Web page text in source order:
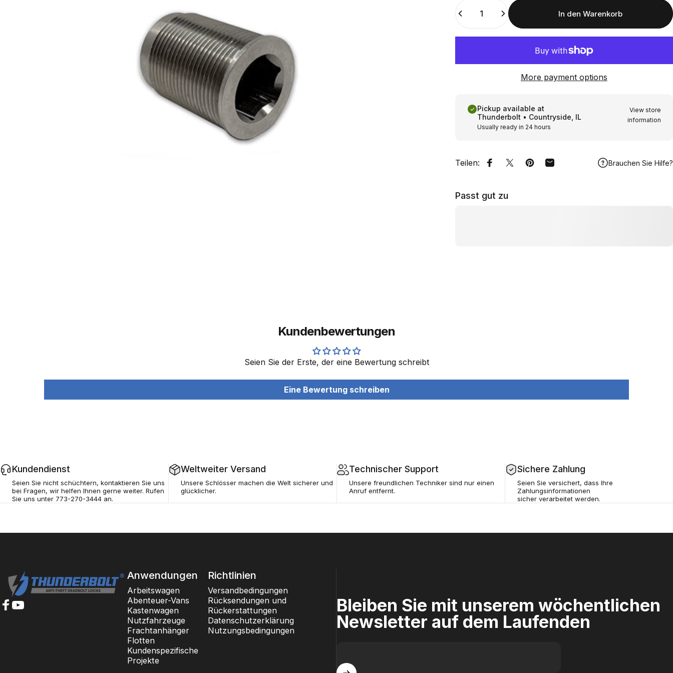
Menge
In den Warenkorb
More payment options
Pickup available at
Thunderbolt • Countryside, IL
Usually ready in 24 hours
View store
information
Teilen: Auf Facebook teilen
Auf Twitter twittern
Auf Pinterest pinnen
Per E-Mail teilenBrauchen Sie Hilfe?
Passt gut zu
Kundenbewertungen
Seien Sie der Erste, der eine Bewertung schreibt
Eine Bewertung schreiben
Kundendienst
Seien Sie nicht schüchtern, kontaktieren Sie uns
bei Fragen, wir helfen Ihnen gerne weiter. Rufen
Sie uns unter 773-270-3444 an.
Weltweiter Versand
Unsere Schlösser machen die Welt sicherer und
glücklicher.
Technischer Support
Unsere freundlichen Techniker sind nur einen
Anruf entfernt.
Sichere Zahlung
Seien Sie versichert, dass Ihre
Zahlungsinformationen
sicher verarbeitet werden.
Thunderbolt-Schlösser Anwendungen
Arbeitswagen
Abenteuer-Vans
Kastenwagen
Nutzfahrzeuge
Frachtanhänger
Flotten
Kundenspezifische
Projekte
Richtlinien
Versandbedingungen
Rücksendungen und
Rückerstattungen
Datenschutzerklärung
Nutzungsbedingungen
Bleiben Sie mit unserem wöchentlichen
Newsletter auf dem Laufenden